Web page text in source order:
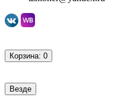
Корзина: 0
Везде